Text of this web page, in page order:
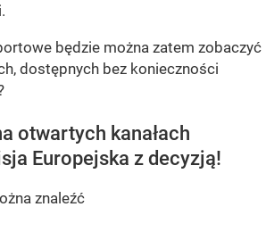
będzie można zatem zobaczyć
dostępnych bez konieczności
otwartych kanałach
Europejska z decyzją!
znaleźć